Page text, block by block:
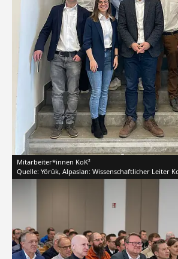
Mitarbeiter*innen KoK²
Quelle: Yörük, Alpaslan: Wissenschaftlicher Leiter